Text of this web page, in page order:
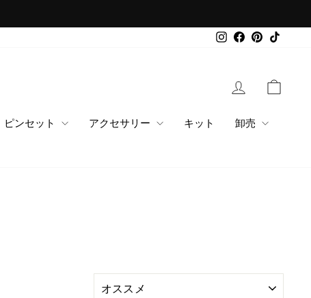
Instagram
Facebook
Pinterest
ログイン
ピンセット アクセサリー キット
卸売
べ